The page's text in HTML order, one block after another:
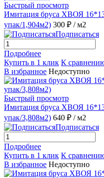
Быстрый просмотр
Имитация бруса ХВОЯ
упак/1,904м2) 300 ₽ / м2
Подписаться
Подробнее
Купить в 1 клик К
В избранное Недоступно
Быстрый просмотр
Имитация бруса ХВОЯ
упак/3,808м2) 640 ₽ / м2
Подписаться
Подробнее
Купить в 1 клик К
В избранное Недоступно